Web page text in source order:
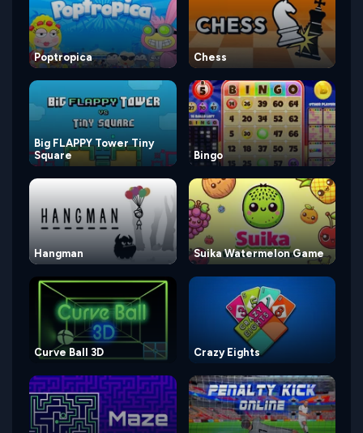
Poptropica Chess
Big FLAPPY Tower Tiny
Square
Bingo
Hangman Suika Watermelon Game
Curve Ball 3D Crazy Eights